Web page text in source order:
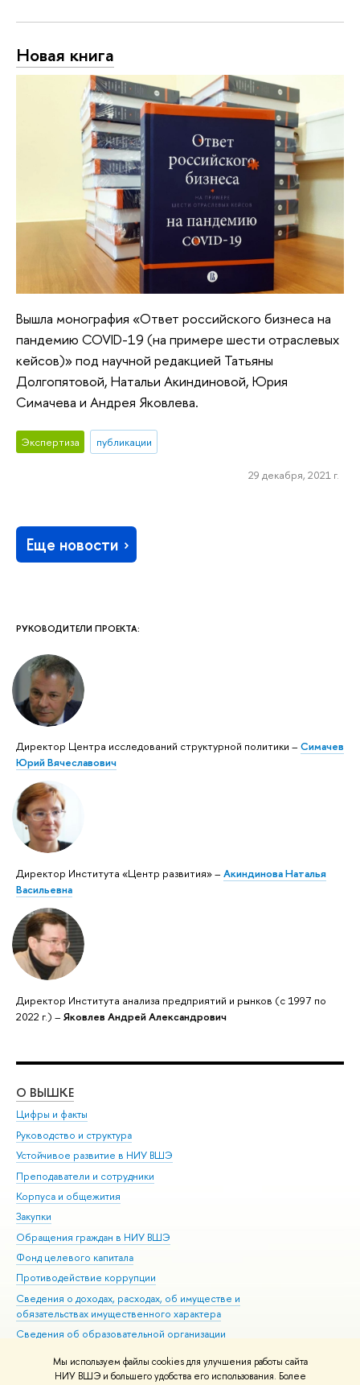
Мы используем файлы cookies для улучшения работы сайта
НИУ ВШЭ и большего удобства его использования. Более
РУКОВОДИТЕЛИ ПРОЕКТА:
Директор Центра исследований структурной политики – Симачев
Юрий Вячеславович
Директор Института «Центр развития» – Акиндинова Наталья
Васильевна
Директор Института анализа предприятий и рынков (с 1997 по
2022 г.) – Яковлев Андрей Александрович
Новая книга
Вышла монография «Ответ российского бизнеса на
пандемию COVID-19 (на примере шести отраслевых
кейсов)» под научной редакцией Татьяны
Долгопятовой, Натальи Акиндиновой, Юрия
Симачева и Андрея Яковлева.
Экспертиза публикации
29 декабря, 2021 г.
Еще новости
О ВЫШКЕ
Цифры и факты
Руководство и структура
Устойчивое развитие в НИУ ВШЭ
Преподаватели и сотрудники
Корпуса и общежития
Закупки
Обращения граждан в НИУ ВШЭ
Фонд целевого капитала
Противодействие коррупции
Сведения о доходах, расходах, об имуществе и
обязательствах имущественного характера
Сведения об образовательной организации
Людям с ограниченными возможностями здоровья
Единая платежная страница